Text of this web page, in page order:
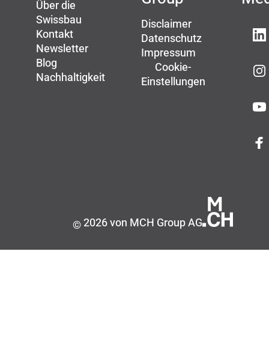
Über die
Swissbau
Kontakt
Newsletter
Blog
Nachhaltigkeit
Disclaimer
Datenschutz
Impressum
Cookie-
Einstellungen
©2026 von MCH Group AG